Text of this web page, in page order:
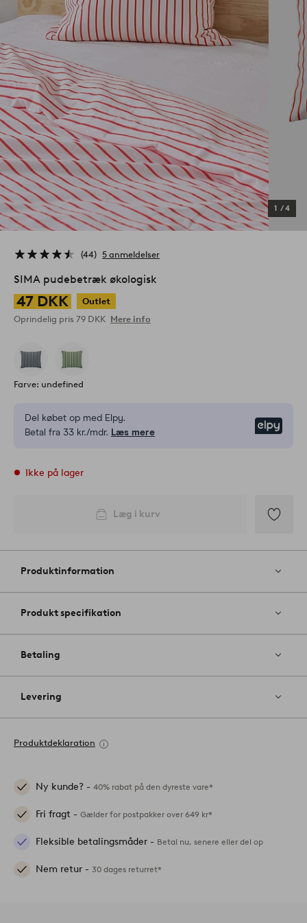
1 /4
44 5 anmeldelser
SIMA pudebetræk økologisk
47 DKK
Outlet
Oprindelig pris 79 DKK Mere info
Farve: undefined
Del købet op med Elpy.
Betal fra 33 kr./mdr. Læs mere
Ikke på lager
Læg i kurv
til
Produktinformation
Produkt specifikation
Betaling
Levering
Produktdeklaration
Ny kunde? - 40% rabat på den dyreste vare*
Fri fragt - Gælder for postpakker over 649 kr*
Fleksible betalingsmåder - Betal nu, senere eller del op
Nem retur - 30 dages returret*